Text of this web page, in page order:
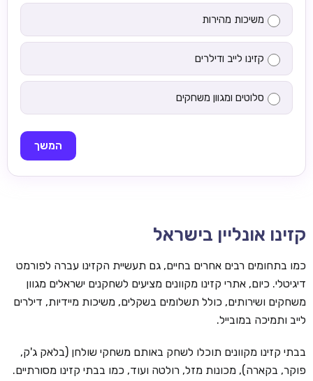
משיכות מהירות
קזינו לייב ודילרים
סלוטים ומגוון משחקים
המשך
קזינו אונליין בישראל
כמו בתחומים רבים אחרים בחיים, גם תעשיית הקזינו עברה לפורמט
דיגיטלי. כיום, אתרי קזינו מקוונים מציעים לשחקנים ישראלים מגוון
משחקים ושירותים, כולל תשלומים בשקלים, משיכות מיידיות, דילרים
לייב ותמיכה במובייל.
בבתי קזינו מקוונים תוכלו לשחק באותם משחקי שולחן (בלאק ג'ק,
פוקר, בקארה), מכונות מזל, רולטה ועוד, כמו בבתי קזינו מסורתיים.